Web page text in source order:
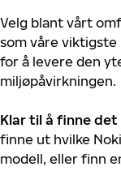
Velg blant vårt
som våre
for å levere den
miljøpåvirkningen.
Klar til å finne
finne ut hvilke
modell, eller finn